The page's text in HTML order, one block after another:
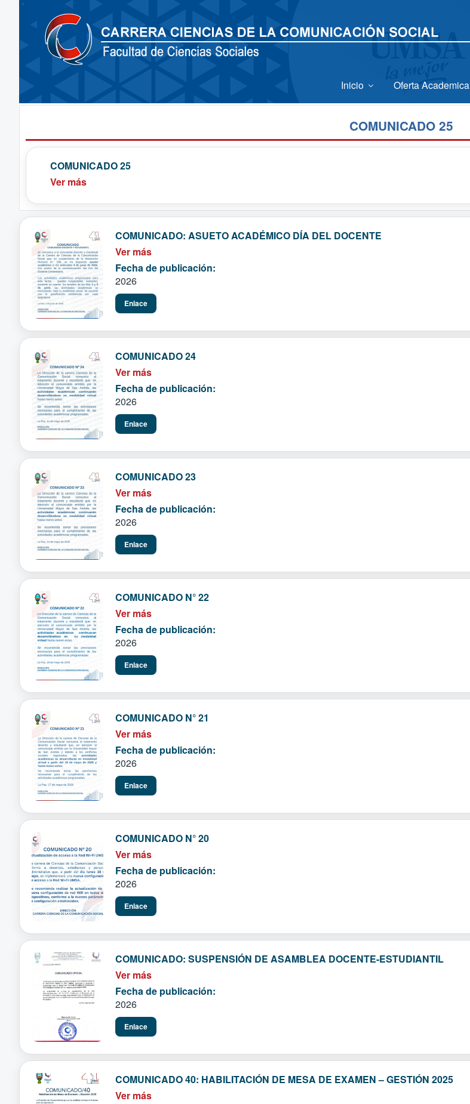
Inicio Oferta Academica
COMUNICADO 25
COMUNICADO 25
Ver más
COMUNICADO: ASUETO ACADÉMICO DÍA DEL DOCENTE
Ver más
Fecha de publicación:
2026
Enlace
COMUNICADO 24
Ver más
Fecha de publicación:
2026
Enlace
COMUNICADO 23
Ver más
Fecha de publicación:
2026
Enlace
COMUNICADO N° 22
Ver más
Fecha de publicación:
2026
Enlace
COMUNICADO N° 21
Ver más
Fecha de publicación:
2026
Enlace
COMUNICADO N° 20
Ver más
Fecha de publicación:
2026
Enlace
COMUNICADO: SUSPENSIÓN DE ASAMBLEA DOCENTE-ESTUDIANTIL
Ver más
Fecha de publicación:
2026
Enlace
COMUNICADO 40: HABILITACIÓN DE MESA DE EXAMEN – GESTIÓN 2025
Ver más